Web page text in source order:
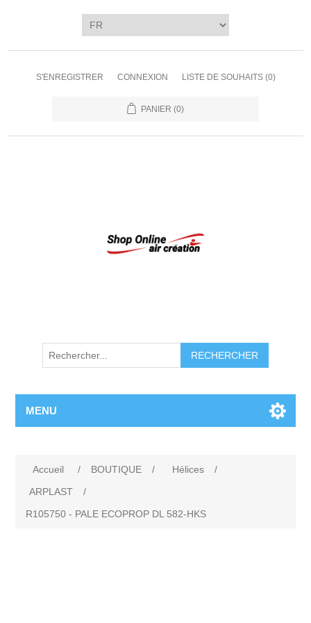
S'ENREGISTRER CONNEXION LISTE DE SOUHAITS (0)
PANIER (0)
RECHERCHER
MENU
Accueil / BOUTIQUE / Hélices
/
ARPLAST
/
R105750 - PALE ECOPROP DL 582-HKS